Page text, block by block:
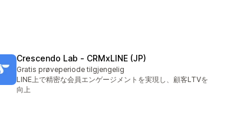
Crescendo Lab ‑ CRMxLINE (JP)
Gratis prøveperiode tilgjengelig
LINE上で精密な会員エンゲージメントを実現し、顧客LTVを
向上